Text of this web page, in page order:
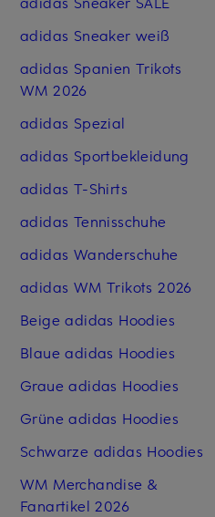
adidas Sneaker weiß
adidas Spanien Trikots
WM 2026
adidas Spezial
adidas Sportbekleidung
adidas T-Shirts
adidas Tennisschuhe
adidas Wanderschuhe
adidas WM Trikots 2026
Beige adidas Hoodies
Blaue adidas Hoodies
Graue adidas Hoodies
Grüne adidas Hoodies
Schwarze adidas Hoodies
WM Merchandise &
Fanartikel 2026